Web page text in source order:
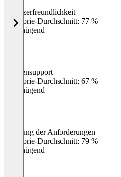
Benutzerfreundlichkeit
Kategorie-Durchschnitt: 77 %
Ungenügend
Kundensupport
Kategorie-Durchschnitt: 67 %
Ungenügend
Erfüllung der Anforderungen
Kategorie-Durchschnitt: 79 %
Ungenügend